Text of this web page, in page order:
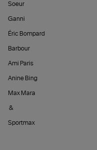
Soeur
Ganni
Éric Bompard
Barbour
Ami Paris
Anine Bing
Max Mara
&
Sportmax